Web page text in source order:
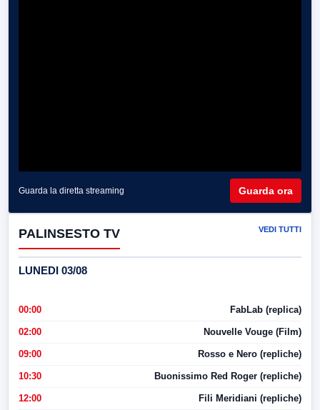
Guarda la diretta streaming Guarda ora
PALINSESTO TV VEDI TUTTI
LUNEDI 03/08
00:00 FabLab (replica)
02:00 Nouvelle Vouge (Film)
09:00 Rosso e Nero (repliche)
10:30 Buonissimo Red Roger (repliche)
12:00 Fili Meridiani (repliche)